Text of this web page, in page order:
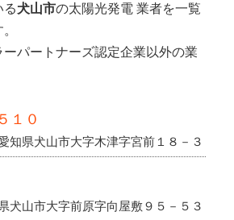
る犬山市の太陽光発電 業者を一覧
ーパートナーズ認定企業以外の業
１０
知県犬山市大字木津字宮前１８－３
犬山市大字前原字向屋敷９５－５３